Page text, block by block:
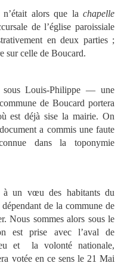
alors que la chapelle
de l’église paroissiale
en deux parties ;
sur celle de Boucard.
Louis-Philippe — une
de Boucard portera
est déjà sise la mairie. On
a commis une faute
dans la toponymie
à un vœu des habitants du
de la commune de
Nous sommes alors sous le
est prise avec l’aval de
et la volonté nationale,
votée en ce sens le 21 Mai